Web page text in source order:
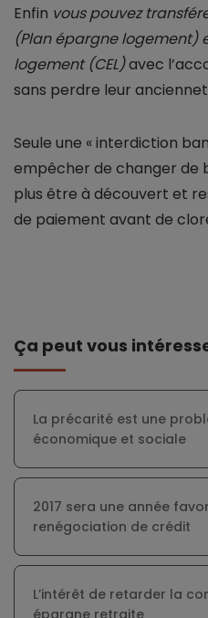
Enfin vous pouvez
(Plan épargne logement)
logement (CEL)avec
sans perdre leur
Seule une « interdiction
empêcher de changer de
plus être à découvert et
de paiement avant de
Ça peut vous
La précarité est une
économique et sociale
2017 sera une année
renégociation de crédit
L’intérêt de retarder la